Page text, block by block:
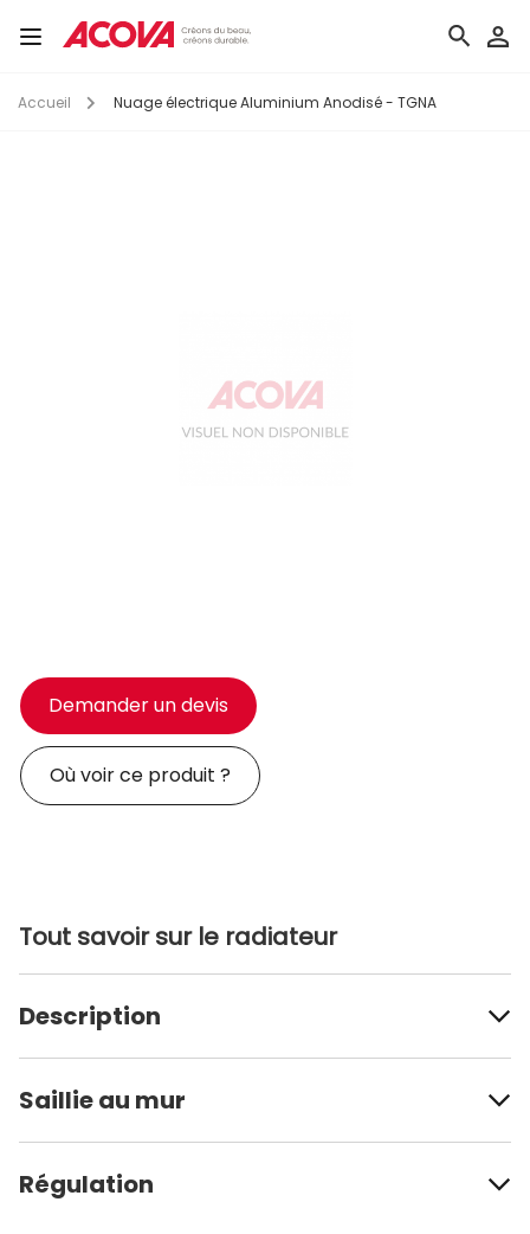
au Toggle
Accueil Nuage électrique Aluminium Anodisé - TGNA
Demander un devis
Où voir ce produit ?
Tout savoir sur le radiateur
Description
Saillie au mur
Régulation